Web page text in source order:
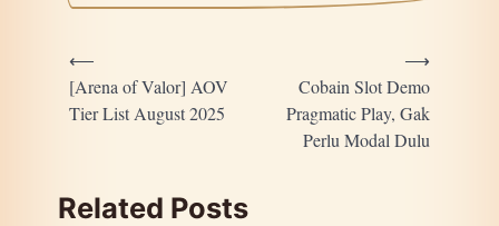
navigation
⟵
[Arena of Valor] AOV
Tier List August 2025
Cobain Slot Demo
Pragmatic Play, Gak
Perlu Modal Dulu
⟶
Related Posts